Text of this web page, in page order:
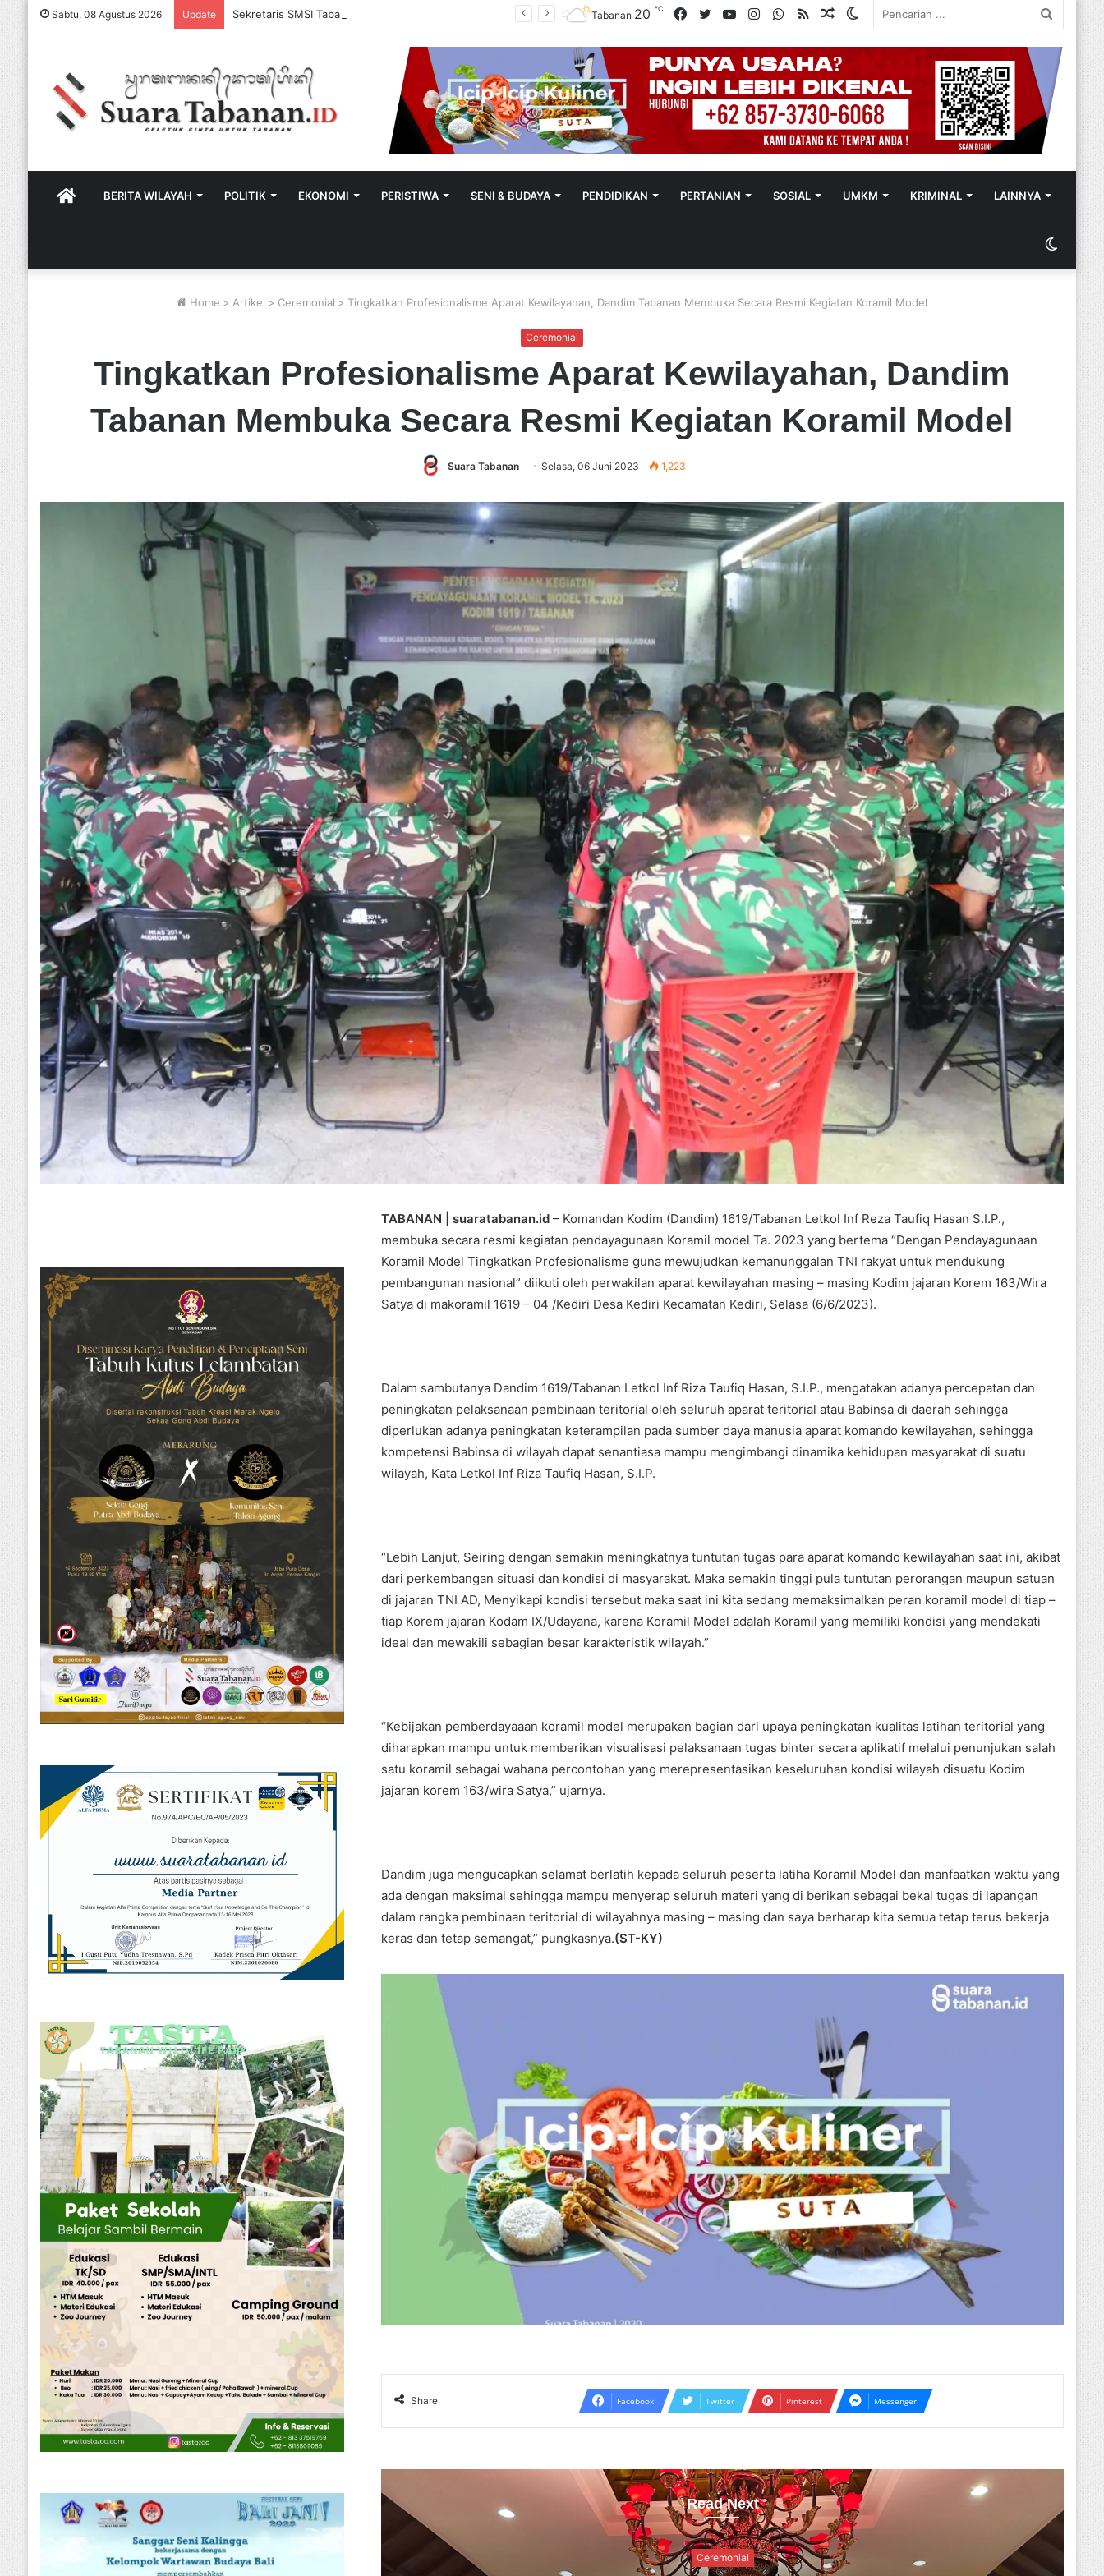
Sabtu, 08 Agustus 2026 Update
Switch
Random
RSS
WhatsApp
Instagram
YouTube
Twitter
Facebook
Tabanan 20℃
HOMEBERITA WILAYAH POLITIK EKONOMI PERISTIWA SENI & BUDAYA PENDIDIKAN PERTANIAN SOSIAL UMKM KRIMINAL LAINNYA
Switch
skin
Home > Artikel > Ceremonial > Tingkatkan Profesionalisme Aparat Kewilayahan, Dandim Tabanan Membuka Secara Resmi Kegiatan Koramil Model
Ceremonial
Tingkatkan Profesionalisme Aparat Kewilayahan, Dandim
Tabanan Membuka Secara Resmi Kegiatan Koramil Model
Suara Tabanan Selasa, 06 Juni 2023 1,223
TABANAN | suaratabanan.id – Komandan Kodim (Dandim) 1619/Tabanan Letkol Inf Reza Taufiq Hasan S.I.P.,
membuka secara resmi kegiatan pendayagunaan Koramil model Ta. 2023 yang bertema “Dengan Pendayagunaan
Koramil Model Tingkatkan Profesionalisme guna mewujudkan kemanunggalan TNI rakyat untuk mendukung
pembangunan nasional” diikuti oleh perwakilan aparat kewilayahan masing – masing Kodim jajaran Korem 163/Wira
Satya di makoramil 1619 – 04 /Kediri Desa Kediri Kecamatan Kediri, Selasa (6/6/2023).
Dalam sambutanya Dandim 1619/Tabanan Letkol Inf Riza Taufiq Hasan, S.I.P., mengatakan adanya percepatan dan
peningkatan pelaksanaan pembinaan teritorial oleh seluruh aparat teritorial atau Babinsa di daerah sehingga
diperlukan adanya peningkatan keterampilan pada sumber daya manusia aparat komando kewilayahan, sehingga
kompetensi Babinsa di wilayah dapat senantiasa mampu mengimbangi dinamika kehidupan masyarakat di suatu
wilayah, Kata Letkol Inf Riza Taufiq Hasan, S.I.P.
“Lebih Lanjut, Seiring dengan semakin meningkatnya tuntutan tugas para aparat komando kewilayahan saat ini, akibat
dari perkembangan situasi dan kondisi di masyarakat. Maka semakin tinggi pula tuntutan perorangan maupun satuan
di jajaran TNI AD, Menyikapi kondisi tersebut maka saat ini kita sedang memaksimalkan peran koramil model di tiap –
tiap Korem jajaran Kodam IX/Udayana, karena Koramil Model adalah Koramil yang memiliki kondisi yang mendekati
ideal dan mewakili sebagian besar karakteristik wilayah.”
“Kebijakan pemberdayaaan koramil model merupakan bagian dari upaya peningkatan kualitas latihan teritorial yang
diharapkan mampu untuk memberikan visualisasi pelaksanaan tugas binter secara aplikatif melalui penunjukan salah
satu koramil sebagai wahana percontohan yang merepresentasikan keseluruhan kondisi wilayah disuatu Kodim
jajaran korem 163/wira Satya,” ujarnya.
Dandim juga mengucapkan selamat berlatih kepada seluruh peserta latiha Koramil Model dan manfaatkan waktu yang
ada dengan maksimal sehingga mampu menyerap seluruh materi yang di berikan sebagai bekal tugas di lapangan
dalam rangka pembinaan teritorial di wilayahnya masing – masing dan saya berharap kita semua tetap terus bekerja
keras dan tetap semangat,” pungkasnya.(ST-KY)
Share Facebook Twitter Pinterest Messenger
Read Next
Ceremonial Ceremonial